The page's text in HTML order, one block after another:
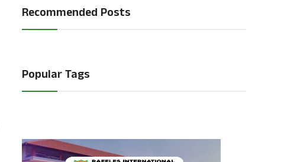
Recommended Posts
Popular Tags